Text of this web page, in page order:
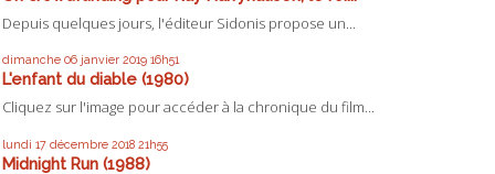
Depuis quelques jours, l'éditeur Sidonis propose un...
dimanche 06 janvier 2019 16h51
L'enfant du diable (1980)
Cliquez sur l'image pour accéder à la chronique du film...
lundi 17 décembre 2018 21h55
Midnight Run (1988)